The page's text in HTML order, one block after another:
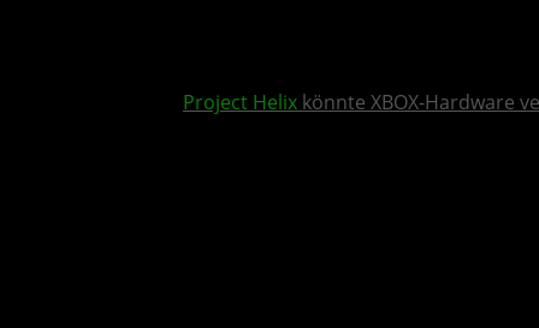
Project Helix könnte XBOX-Hardware